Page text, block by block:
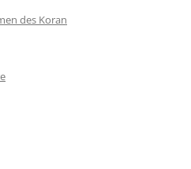
des Koran